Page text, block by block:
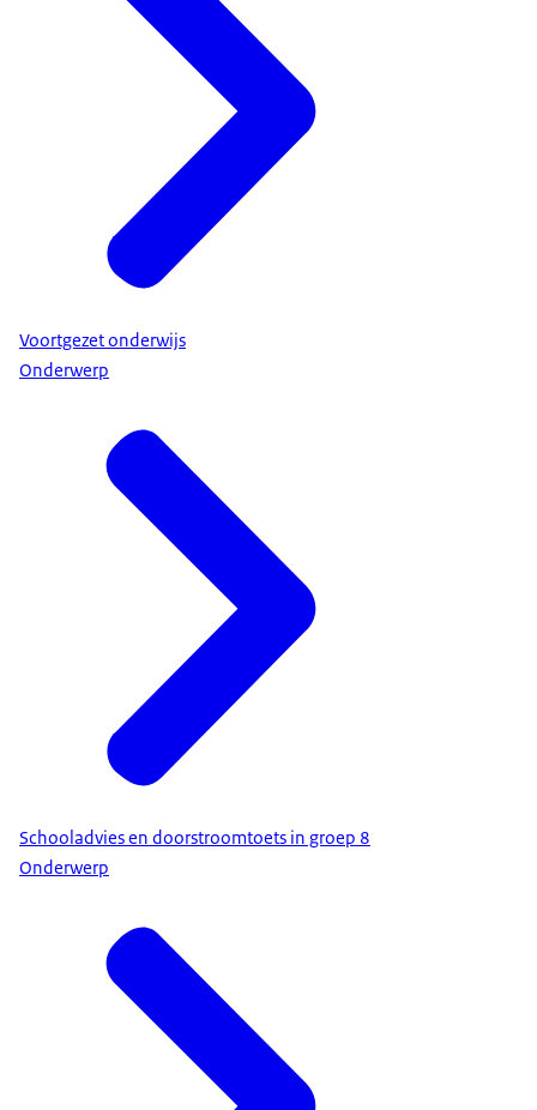
Voortgezet onderwijs
Onderwerp
Schooladvies en doorstroomtoets in groep 8
Onderwerp